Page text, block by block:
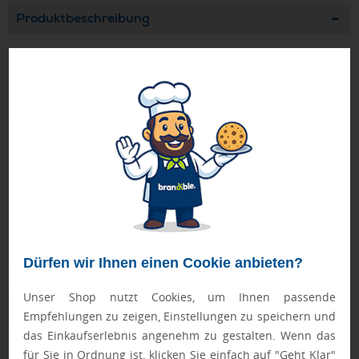
Dürfen wir Ihnen einen Cookie anbieten?
Unser Shop nutzt Cookies, um Ihnen passende
Empfehlungen zu zeigen, Einstellungen zu speichern und
das Einkaufserlebnis angenehm zu gestalten. Wenn das
für Sie in Ordnung ist, klicken Sie einfach auf "Geht Klar"
Produktbeschreibung
Aufblasen und Auslassen dient ein beigelegter Strohhalm.
Geprüft von Ewa
Nur Produkte, die unserenQualitätscheck
schaffen es in den Shop.Mehr erfahren
Qualitätssicherung
Zusatzinformation
Artikelnummer: 01-07740022-00000